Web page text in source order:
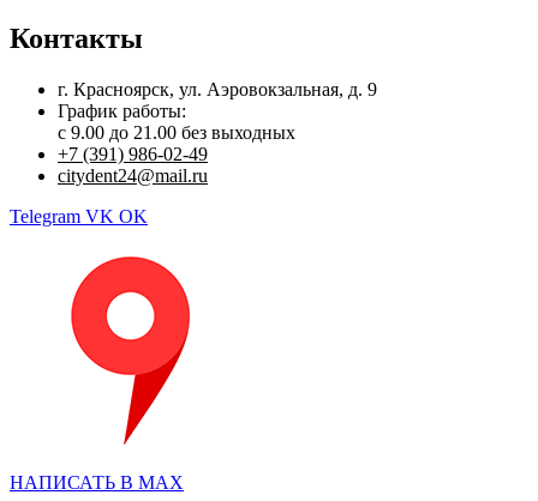
Контакты
г. Красноярск, ул. Аэровокзальная, д. 9
График работы:
с 9.00 до 21.00 без выходных
+7 (391) 986-02-49
citydent24@mail.ru
Telegram VK OK
НАПИСАТЬ В MAX